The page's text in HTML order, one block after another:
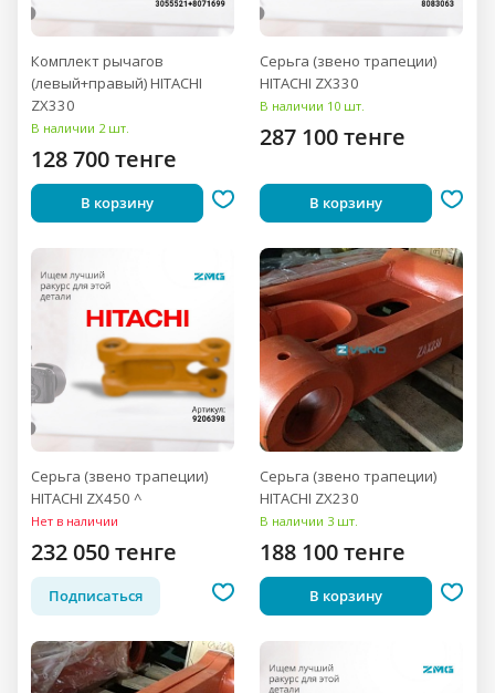
Комплект рычагов
(левый+правый) HITACHI
ZX330
В наличии 2 шт.
128 700 тенге
В корзину
Серьга (звено трапеции)
HITACHI ZX330
В наличии 10 шт.
287 100 тенге
В корзину
Серьга (звено трапеции)
HITACHI ZX450 ^
Нет в наличии
232 050 тенге
Подписаться
Серьга (звено трапеции)
HITACHI ZX230
В наличии 3 шт.
188 100 тенге
В корзину